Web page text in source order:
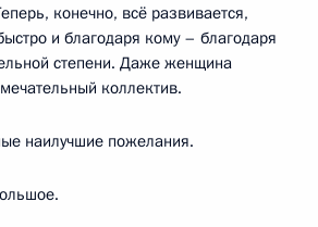
конечно, всё развивается,
и благодаря кому – благодаря
степени. Даже женщина
коллектив.
наилучшие пожелания.